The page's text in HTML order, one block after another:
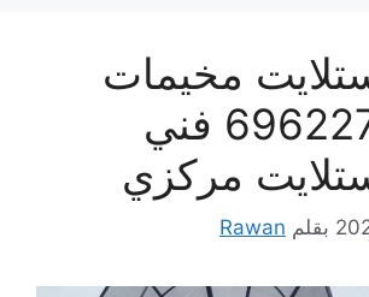
مخيمات
البر 69622724 فني
مركزي
بقلم Rawan